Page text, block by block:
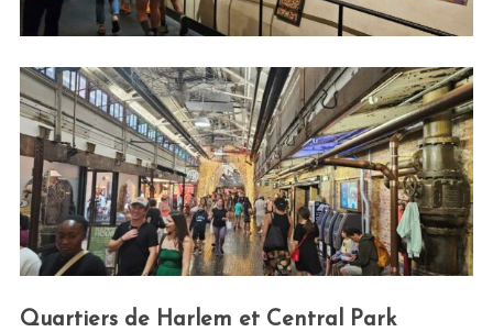
Quartiers de Harlem et Central Park